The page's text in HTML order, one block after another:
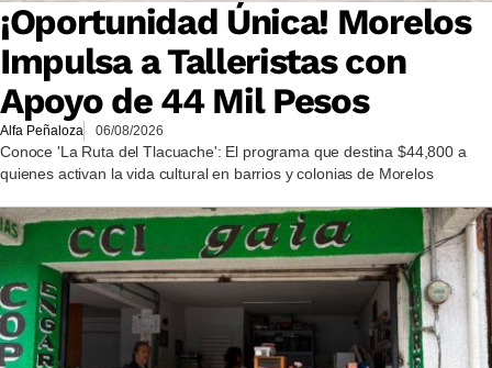
¡Oportunidad Única! Morelos
Impulsa a Talleristas con
Apoyo de 44 Mil Pesos
Alfa Peñaloza 06/08/2026
Conoce 'La Ruta del Tlacuache': El programa que destina $44,800 a
quienes activan la vida cultural en barrios y colonias de Morelos